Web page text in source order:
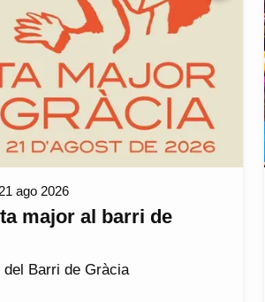
ago 2026
major al barri de
Barri de Gràcia